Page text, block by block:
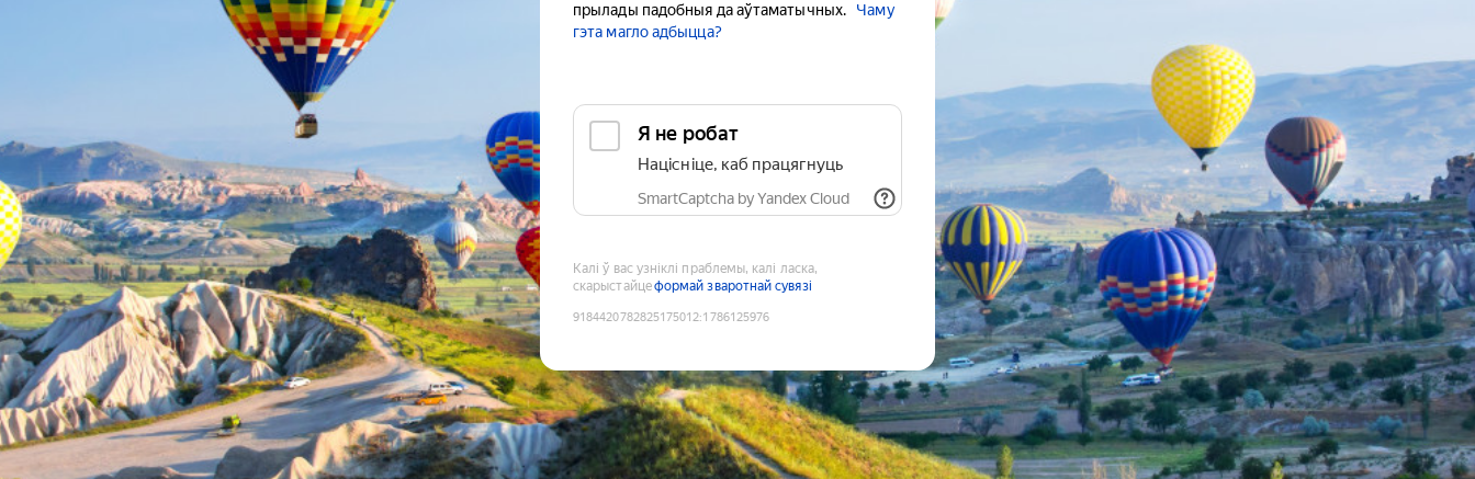
прылады падобныя да аўтаматычных.
Чаму
гэта магло адбыцца?
Я не робат
Націсніце, каб працягнуць
SmartCaptcha by Yandex Cloud
Калі ў вас узніклі праблемы, калі ласка,
скарыстайцеформай зваротнай сувязі
9184420782825175012:1786125976